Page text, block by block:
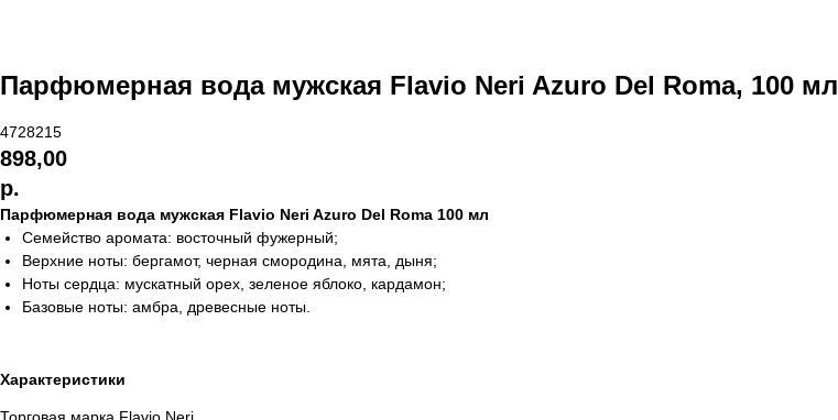
Парфюмерная вода мужская Flavio Neri Azuro Del Roma, 100 мл
4728215
898,00
р.
Парфюмерная вода мужская Flavio Neri Azuro Del Roma 100 мл
Семейство аромата: восточный фужерный;
Верхние ноты: бергамот, черная смородина, мята, дыня;
Ноты сердца: мускатный орех, зеленое яблоко, кардамон;
Базовые ноты: амбра, древесные ноты.
Характеристики